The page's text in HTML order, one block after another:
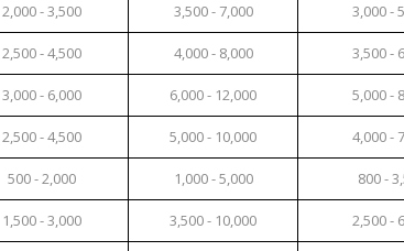
2,000 - 3,500 3,500 - 7,000 3,000 -
2,500 - 4,500 4,000 - 8,000 3,500 -
3,000 - 6,000 6,000 - 12,000 5,000 -
2,500 - 4,500 5,000 - 10,000 4,000 -
500 - 2,000 1,000 - 5,000 800 -
1,500 - 3,000 3,500 - 10,000 2,500 -